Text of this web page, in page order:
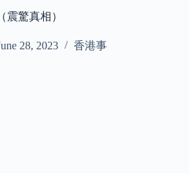
震驚真相）
28, 2023 香港事